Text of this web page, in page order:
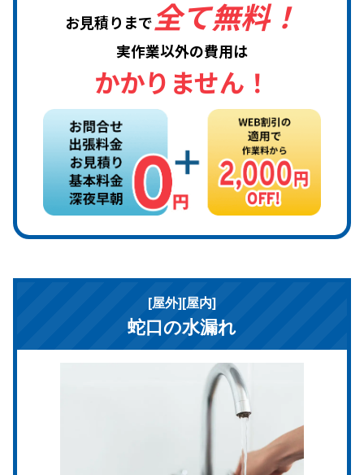
お見積りまで全て無料！
実作業以外の費用は
かかりません！
[屋外][屋内]
蛇口の水漏れ